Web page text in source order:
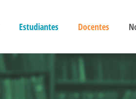
Estudiantes Docentes